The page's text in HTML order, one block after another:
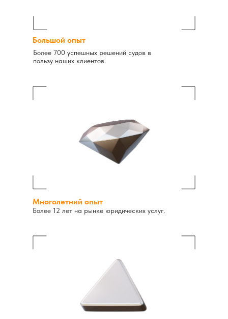
Многолетний опыт
Более 12 лет на рынке юридических услуг.
Большой опыт
Более 700 успешных решений судов в
пользу наших клиентов.